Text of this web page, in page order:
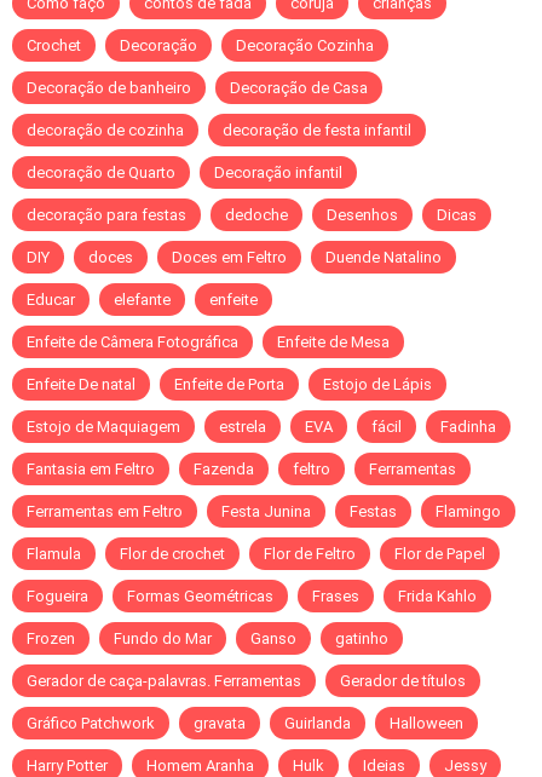
Crochet Decoração Decoração Cozinha
Decoração de banheiro Decoração de Casa
decoração de cozinha decoração de festa infantil
decoração de Quarto Decoração infantil
decoração para festas dedoche Desenhos Dicas
DIY doces Doces em Feltro Duende Natalino
Educar elefante enfeite
Enfeite de Câmera Fotográfica Enfeite de Mesa
Enfeite De natal Enfeite de Porta Estojo de Lápis
Estojo de Maquiagem estrela EVA fácil Fadinha
Fantasia em Feltro Fazenda feltro Ferramentas
Ferramentas em Feltro Festa Junina Festas Flamingo
Flamula Flor de crochet Flor de Feltro Flor de Papel
Fogueira Formas Geométricas Frases Frida Kahlo
Frozen Fundo do Mar Ganso gatinho
Gerador de caça-palavras. Ferramentas Gerador de títulos
Gráfico Patchwork gravata Guirlanda Halloween
Harry Potter Homem Aranha Hulk Ideias Jessy